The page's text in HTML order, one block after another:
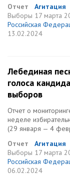
Отчет
Агитация
Выборы 17 марта
Российская
13.02.2024
Лебединая
голоса
выборов
Отчет о
неделе
(29 января — 4
Отчет
Агитация
Выборы 17 марта
Российская
06.02.2024